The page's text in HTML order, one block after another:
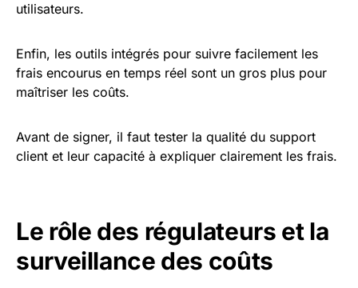
utilisateurs.
Enfin, les outils intégrés pour suivre facilement les
frais encourus en temps réel sont un gros plus pour
maîtriser les coûts.
Avant de signer, il faut tester la qualité du support
client et leur capacité à expliquer clairement les frais.
Le rôle des régulateurs et la
surveillance des coûts